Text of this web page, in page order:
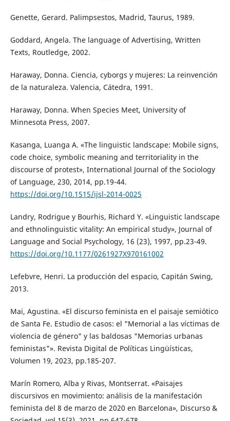
Genette, Gerard. Palimpsestos, Madrid, Taurus, 1989.
Goddard, Angela. The language of Advertising, Written
Texts, Routledge, 2002.
Haraway, Donna. Ciencia, cyborgs y mujeres: La reinvención
de la naturaleza. Valencia, Cátedra, 1991.
Haraway, Donna. When Species Meet, University of
Minnesota Press, 2007.
Kasanga, Luanga A. «The linguistic landscape: Mobile signs,
code choice, symbolic meaning and territoriality in the
discourse of protest», International Journal of the Sociology
of Language, 230, 2014, pp.19-44.
https://doi.org/10.1515/ijsl-2014-0025
Landry, Rodrigue y Bourhis, Richard Y. «Linguistic landscape
and ethnolinguistic vitality: An empirical study», Journal of
Language and Social Psychology, 16 (23), 1997, pp.23-49.
https://doi.org/10.1177/0261927X970161002
Lefebvre, Henri. La producción del espacio, Capitán Swing,
2013.
Mai, Agustina. «El discurso feminista en el paisaje semiótico
de Santa Fe. Estudio de casos: el "Memorial a las víctimas de
violencia de género" y las baldosas "Memorias urbanas
feministas"». Revista Digital de Políticas Lingüísticas,
Volumen 19, 2023, pp.185-207.
Marín Romero, Alba y Rivas, Montserrat. «Paisajes
discursivos en movimiento: análisis de la manifestación
feminista del 8 de marzo de 2020 en Barcelona», Discurso &